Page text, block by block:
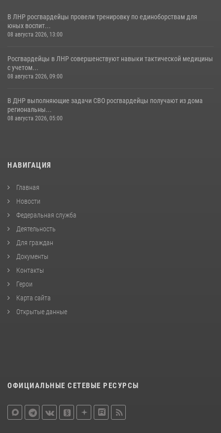
В ЛНР росгвардейцы провели тренировку по единоборствам для
юных воспит...
08 августа 2026, 13:00
Росгвардейцы в ЛНР совершенствуют навыки тактической медицины
с учетом...
08 августа 2026, 09:00
В ДНР выполняющие задачи СВО росгвардейцы получают из дома
региональны...
08 августа 2026, 05:00
НАВИГАЦИЯ
Главная
Новости
Федеральная служба
Деятельность
Для граждан
Документы
Контакты
Герои
Карта сайта
Открытые данные
ОФИЦИАЛЬНЫЕ СЕТЕВЫЕ РЕСУРСЫ